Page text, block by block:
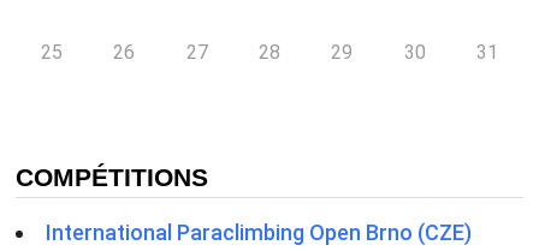
25 26 27 28 29 30 31
COMPÉTITIONS
International Paraclimbing Open Brno (CZE)